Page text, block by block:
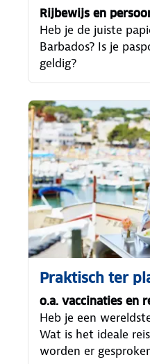
Rijbewijs en
Heb je de juiste
Barbados? Is je
geldig?
Praktisch ter
o.a. vaccinaties en
Heb je een
Wat is het ideale
worden er